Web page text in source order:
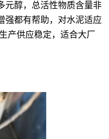
元醇，总活性物质含量非
强都有帮助，对水泥适应
产供应稳定，适合大厂